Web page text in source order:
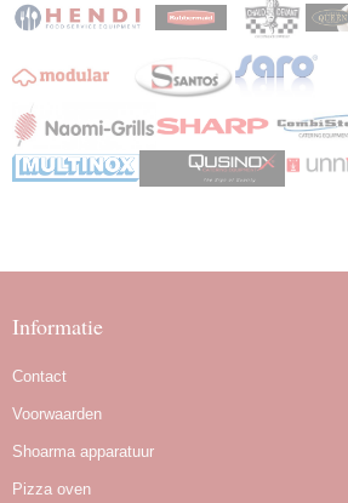
Informatie
Contact
Voorwaarden
Shoarma apparatuur
Pizza oven